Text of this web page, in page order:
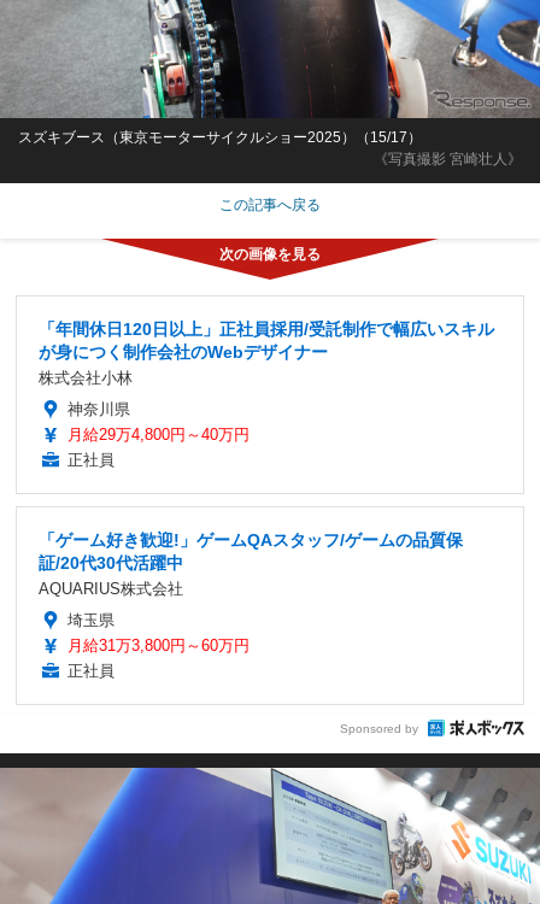
《写真撮影 宮崎壮人》
スズキブース（東京モーターサイクルショー2025）（15/17）
この記事へ戻る
「年間休日120日以上」正社員採用/受託制作で幅広いスキル
が身につく制作会社のWebデザイナー
株式会社小林
神奈川県
月給29万4,800円～40万円
正社員
「ゲーム好き歓迎!」ゲームQAスタッフ/ゲームの品質保
証/20代30代活躍中
AQUARIUS株式会社
埼玉県
月給31万3,800円～60万円
正社員
Sponsored by